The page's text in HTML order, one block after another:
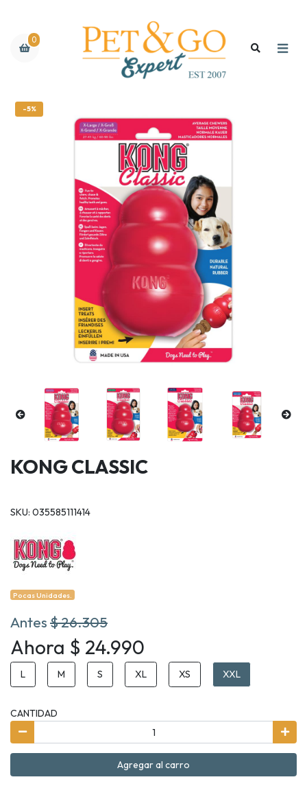
0
-5%
KONG CLASSIC
SKU: 035585111414
Pocas Unidades.
Antes$ 26.305
Ahora $ 24.990
L M S XL XS XXL
CANTIDAD
Agregar al carro